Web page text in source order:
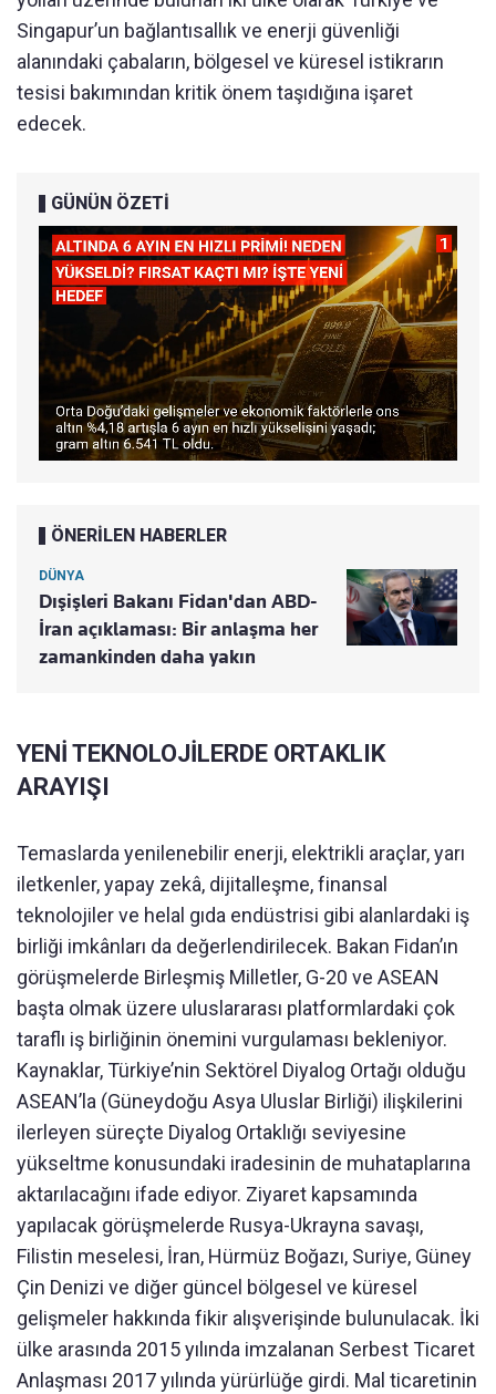
Singapur’un bağlantısallık ve enerji güvenliği
alanındaki çabaların, bölgesel ve küresel istikrarın
tesisi bakımından kritik önem taşıdığına işaret
edecek.
GÜNÜN ÖZETİ
ÖNERİLEN HABERLER
DÜNYA
Dışişleri Bakanı Fidan'dan ABD-
İran açıklaması: Bir anlaşma her
zamankinden daha yakın
YENİ TEKNOLOJİLERDE ORTAKLIK
ARAYIŞI
Temaslarda yenilenebilir enerji, elektrikli araçlar, yarı
iletkenler, yapay zekâ, dijitalleşme, finansal
teknolojiler ve helal gıda endüstrisi gibi alanlardaki iş
birliği imkânları da değerlendirilecek. Bakan Fidan’ın
görüşmelerde Birleşmiş Milletler, G-20 ve ASEAN
başta olmak üzere uluslararası platformlardaki çok
taraflı iş birliğinin önemini vurgulaması bekleniyor.
Kaynaklar, Türkiye’nin Sektörel Diyalog Ortağı olduğu
ASEAN’la (Güneydoğu Asya Uluslar Birliği) ilişkilerini
ilerleyen süreçte Diyalog Ortaklığı seviyesine
yükseltme konusundaki iradesinin de muhataplarına
aktarılacağını ifade ediyor. Ziyaret kapsamında
yapılacak görüşmelerde Rusya-Ukrayna savaşı,
Filistin meselesi, İran, Hürmüz Boğazı, Suriye, Güney
Çin Denizi ve diğer güncel bölgesel ve küresel
gelişmeler hakkında fikir alışverişinde bulunulacak. İki
ülke arasında 2015 yılında imzalanan Serbest Ticaret
Anlaşması 2017 yılında yürürlüğe girdi. Mal ticaretinin